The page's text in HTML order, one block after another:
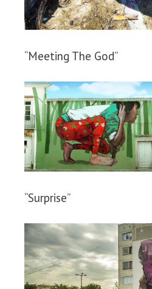
“Meeting The God”
“Surprise”